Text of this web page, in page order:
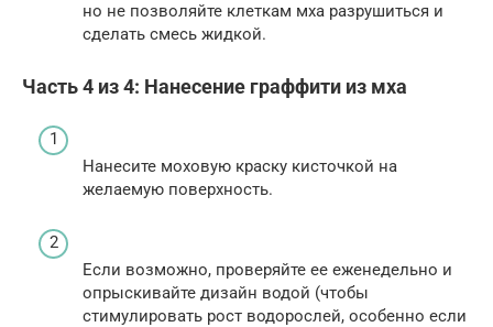
но не позволяйте клеткам мха разрушиться и
сделать смесь жидкой.
Часть 4 из 4: Нанесение граффити из мха
Нанесите моховую краску кисточкой на
желаемую поверхность.
Если возможно, проверяйте ее еженедельно и
опрыскивайте дизайн водой (чтобы
стимулировать рост водорослей, особенно если